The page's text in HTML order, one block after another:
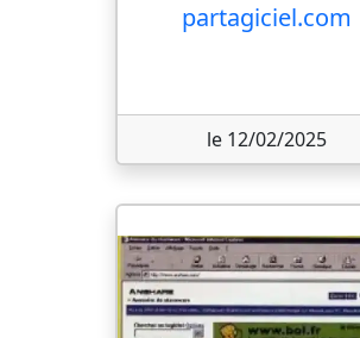
partagiciel.com
le 12/02/2025